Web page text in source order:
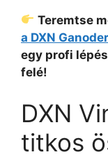
Teremtse
a DXN
egy profi
felé!
DXN
titkos